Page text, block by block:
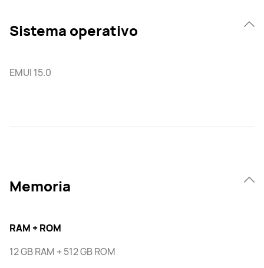
Sistema operativo
EMUI 15.0
Memoria
RAM + ROM
12 GB RAM + 512 GB ROM